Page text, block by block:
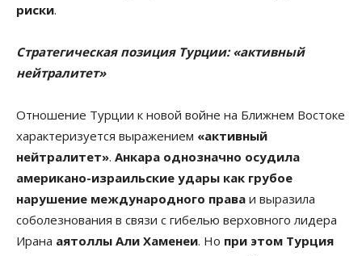
риски.
Стратегическая позиция Турции: «активный
нейтралитет»
Отношение Турции к новой войне на Ближнем Востоке
характеризуется выражением «активный
нейтралитет». Анкара однозначно осудила
американо-израильские удары как грубое
нарушение международного права и выразила
соболезнования в связи с гибелью верховного лидера
Ирана аятоллы Али Хаменеи. Но при этом Турция